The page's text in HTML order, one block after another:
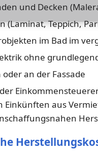
und Decken
(Laminat, Teppich,
im Bad im
ohne
an der Fassade
Einkünften aus